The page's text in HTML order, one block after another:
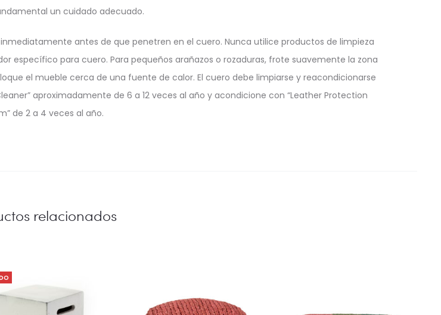
un cuidado adecuado.
antes de que penetren en el cuero. Nunca utilice productos de limpieza
específico para cuero. Para pequeños arañazos o rozaduras, frote suavemente la zona
el mueble cerca de una fuente de calor. El cuero debe limpiarse y reacondicionarse
aproximadamente de 6 a 12 veces al año y acondicione con “Leather Protection
de 2 a 4 veces al año.
relacionados